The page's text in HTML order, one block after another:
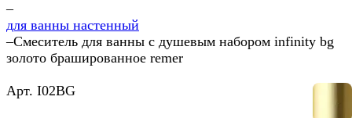
–
для ванны настенный
–Смеситель для ванны с душевым набором infinity bg
золото брашированное remer
Арт. I02BG